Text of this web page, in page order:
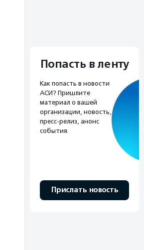
Попасть в ленту
Как попасть в новости
АСИ? Пришлите
материал о вашей
организации, новость,
пресс-релиз, анонс
события.
Прислать новость